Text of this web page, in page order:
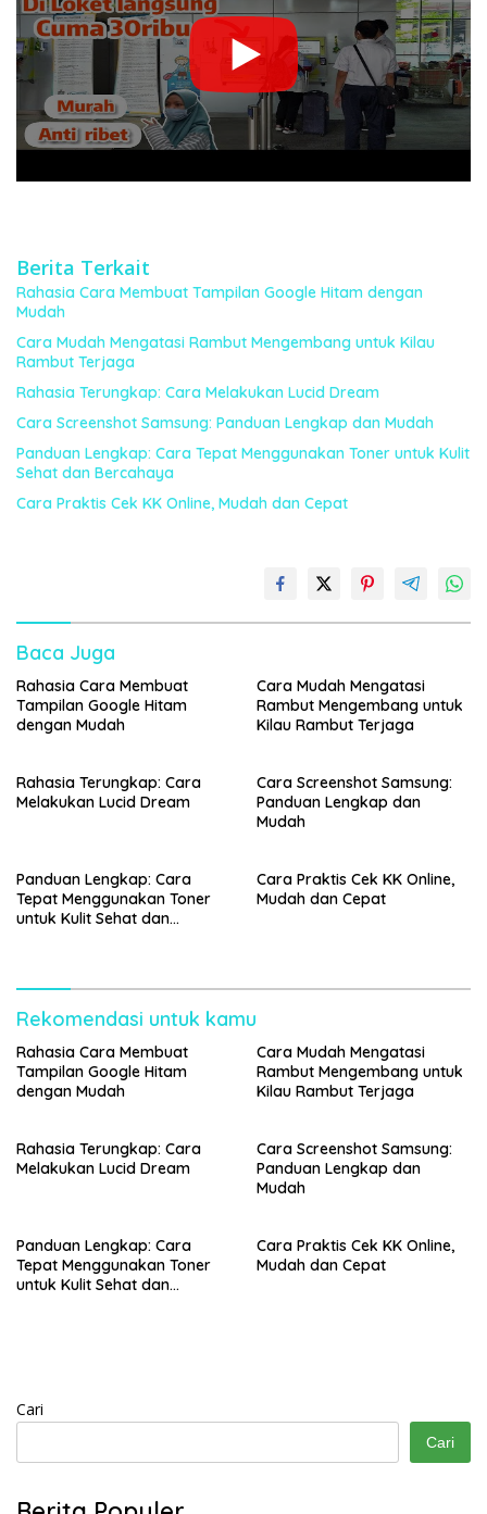
Berita Terkait
Rahasia Cara Membuat Tampilan Google Hitam dengan
Mudah
Cara Mudah Mengatasi Rambut Mengembang untuk Kilau
Rambut Terjaga
Rahasia Terungkap: Cara Melakukan Lucid Dream
Cara Screenshot Samsung: Panduan Lengkap dan Mudah
Panduan Lengkap: Cara Tepat Menggunakan Toner untuk Kulit
Sehat dan Bercahaya
Cara Praktis Cek KK Online, Mudah dan Cepat
Baca Juga
Rahasia Cara Membuat
Tampilan Google Hitam
dengan Mudah
Cara Mudah Mengatasi
Rambut Mengembang untuk
Kilau Rambut Terjaga
Rahasia Terungkap: Cara
Melakukan Lucid Dream
Cara Screenshot Samsung:
Panduan Lengkap dan
Mudah
Panduan Lengkap: Cara
Tepat Menggunakan Toner
untuk Kulit Sehat dan
Cara Praktis Cek KK Online,
Mudah dan Cepat
Rekomendasi untuk kamu
Rahasia Cara Membuat
Tampilan Google Hitam
dengan Mudah
Cara Mudah Mengatasi
Rambut Mengembang untuk
Kilau Rambut Terjaga
Rahasia Terungkap: Cara
Melakukan Lucid Dream
Cara Screenshot Samsung:
Panduan Lengkap dan
Mudah
Panduan Lengkap: Cara
Tepat Menggunakan Toner
untuk Kulit Sehat dan
Cara Praktis Cek KK Online,
Mudah dan Cepat
Cari
Cari